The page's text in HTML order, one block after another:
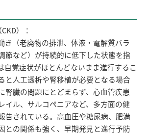
）：
き（老廃物の排泄、体液・電解質バラ
節など）が持続的に低下した状態を指
自覚症状がほとんどないまま進行するこ
と人工透析や腎移植が必要となる場合
腎臓の問題にとどまらず、心血管疾患
イル、サルコペニアなど、多方面の健
告されている。高血圧や糖尿病、肥満
との関係も強く、早期発見と進行予防